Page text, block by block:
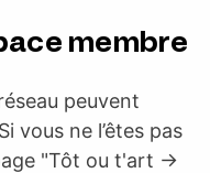
membre
peuvent
vous ne l’êtes pas
"Tôt ou t'art ->